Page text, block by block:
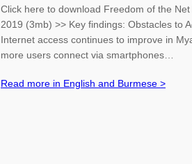
Click here to download Freedom of the
2019 (3mb) >> Key findings: Obstacles to
Internet access continues to improve in
more users connect via smartphones…
Read more in English and Burmese >